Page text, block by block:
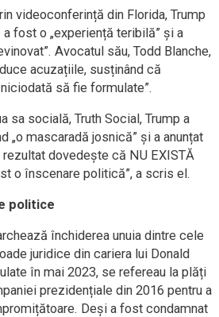
videoconferință din Florida, Trump
fost o „experiență teribilă” și a
Avocatul său, Todd Blanche,
acuzațiile, susținând că
să fie formulate”.
sa socială, Truth Social, Trump a
„o mascaradă josnică” și a anunțat
dovedește că NU EXISTĂ
o înscenare politică”, a scris el.
politice
închiderea unuia dintre cele
juridice din cariera lui Donald
în mai 2023, se refereau la plăți
prezidențiale din 2016 pentru a
Deși a fost condamnat